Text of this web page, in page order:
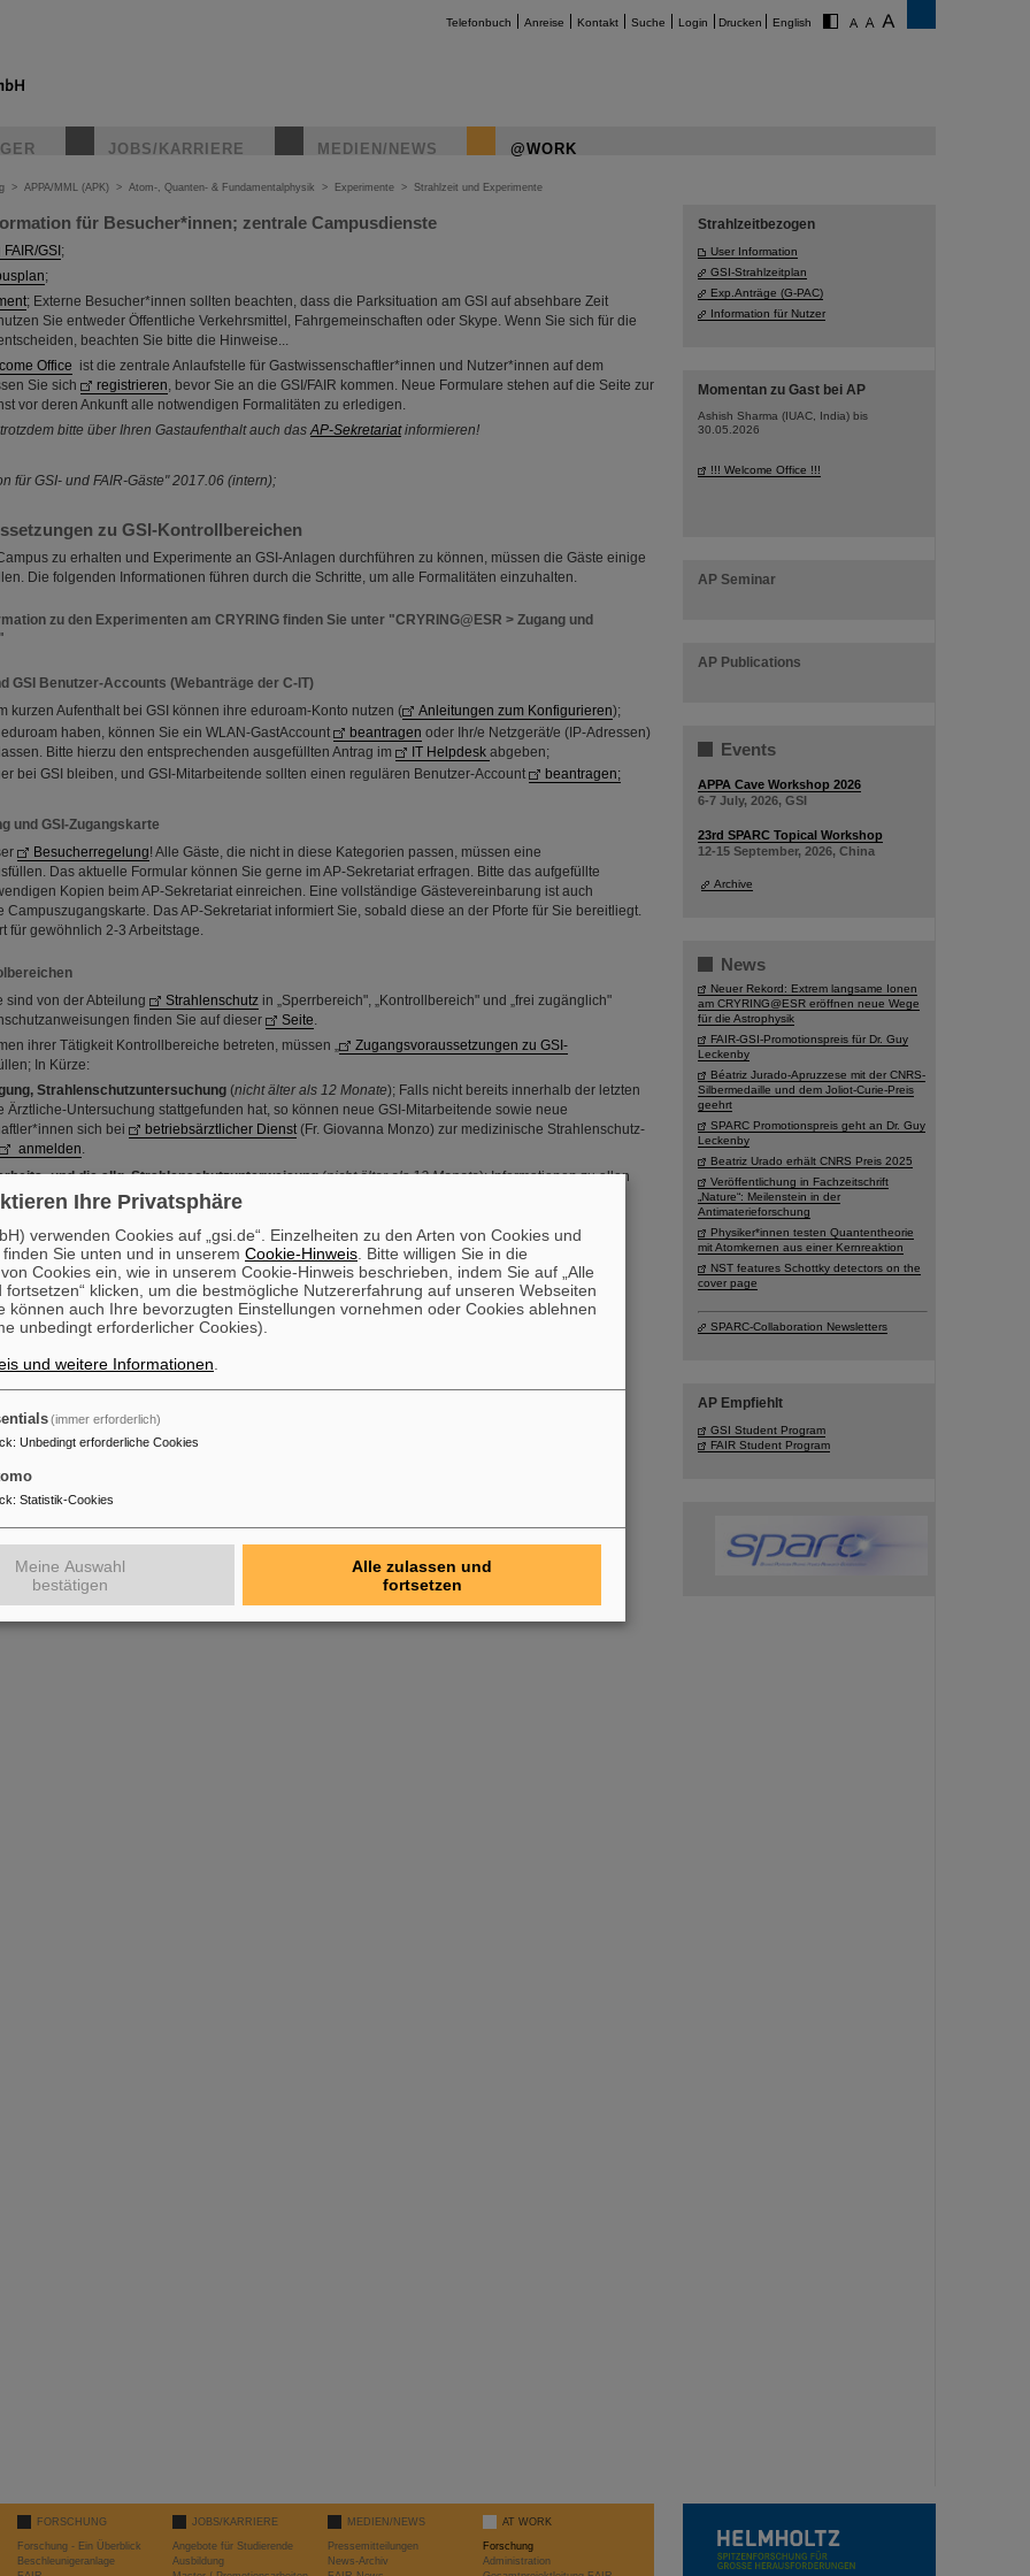
Telefonbuch Anreise Kontakt Suche Login Drucken English
JOBS/KARRIERE MEDIEN/NEWS @WORK
> APPA/MML (APK) > Atom-, Quanten- & Fundamentalphysik > Experimente > Strahlzeit und Experimente
für Besucher*innen; zentrale Campusdienste
GSI ;
;
; Externe Besucher*innen sollten beachten, dass die Parksituation am GSI auf absehbare Zeit
Sie entweder Öffentliche Verkehrsmittel, Fahrgemeinschaften oder Skype. Wenn Sie sich für die
beachten Sie bitte die Hinweise...
Office ist die zentrale Anlaufstelle für Gastwissenschaftler*innen und Nutzer*innen auf dem
Sie sich
registrieren, bevor Sie an die GSI/FAIR kommen. Neue Formulare stehen auf die Seite zur
vor deren Ankunft alle notwendigen Formalitäten zu erledigen.
bitte über Ihren Gastaufenthalt auch dasAP-Sekretariatinformieren!
für GSI- und FAIR-Gäste" 2017.06 (intern);
zu GSI-Kontrollbereichen
zu erhalten und Experimente an GSI-Anlagen durchführen zu können, müssen die Gäste einige
Die folgenden Informationen führen durch die Schritte, um alle Formalitäten einzuhalten.
zu den Experimenten am CRYRING finden Sie unter "CRYRING@ESR > Zugang und
GSI Benutzer-Accounts (Webanträge der C-IT)
kurzen Aufenthalt bei GSI können ihre eduroam-Konto nutzen (
Anleitungen zum Konfigurieren);
haben, können Sie ein WLAN-GastAccount
beantragen oder Ihr/e Netzgerät/e (IP-Adressen)
lassen. Bitte hierzu den entsprechenden ausgefüllten Antrag im IT Helpdesk abgeben;
bei GSI bleiben, und GSI-Mitarbeitende sollten einen regulären Benutzer-Account
beantragen;
und GSI-Zugangskarte
Besucherregelung! Alle Gäste, die nicht in diese Kategorien passen, müssen eine
Das aktuelle Formular können Sie gerne im AP-Sekretariat erfragen. Bitte das aufgefüllte
Kopien beim AP-Sekretariat einreichen. Eine vollständige Gästevereinbarung ist auch
Campuszugangskarte. Das AP-Sekretariat informiert Sie, sobald diese an der Pforte für Sie bereitliegt.
für gewöhnlich 2-3 Arbeitstage.
sind von der Abteilung
Strahlenschutz in „Sperrbereich", „Kontrollbereich" und „frei zugänglich"
finden Sie auf dieser
Seite.
ihrer Tätigkeit Kontrollbereiche betreten, müssen „
Zugangsvoraussetzungen zu GSI-
In Kürze:
Strahlenschutzuntersuchung (nicht älter als 12 Monate); Falls nicht bereits innerhalb der letzten
Ärztliche-Untersuchung stattgefunden hat, so können neue GSI-Mitarbeitende sowie neue
sich bei
betriebsärztlicher Dienst(Fr. Giovanna Monzo) zur medizinische Strahlenschutz-
anmelden.
und die allg. Strahlenschutzunterweisung(nicht älter als 12 Monate); Informationen zu allen
finden Sie
hier.
für Strahlenschutzüberwachung für GSI-Mitarbeitende und Externe, die in der GSI Tätigkeiten
sind aud Seite "Beschleunigerstrahlenschutz" vorhanden.
für Gäste und externes Firmenpersonal:
nach §25 StrlSchG der Fremdfirma (=Universität, Institut, etc.);
Abgrenzungsvertrag zwischen GSI und Fremdfirma;
Geräten und Komponenten
Strahlzeitbezogen
User Information
GSI-Strahlzeitplan
Exp.Anträge (G-PAC)
Information für Nutzer
Momentan zu Gast bei AP
Ashish Sharma (IUAC, India) bis
30.05.2026
!!! Welcome Office !!!
AP Seminar
AP Publications
Events
APPA Cave Workshop 2026
6-7 July, 2026, GSI
23rd SPARC Topical Workshop
12-15 September, 2026, China
Archive
News
Neuer Rekord: Extrem langsame Ionen
am CRYRING@ESR eröffnen neue Wege
für die Astrophysik
FAIR-GSI-Promotionspreis für Dr. Guy
Leckenby
Béatriz Jurado-Apruzzese mit der CNRS-
Silbermedaille und dem Joliot-Curie-Preis
geehrt
SPARC Promotionspreis geht an Dr. Guy
Leckenby
Beatriz Urado erhält CNRS Preis 2025
Veröffentlichung in Fachzeitschrift
„Nature“: Meilenstein in der
Antimaterieforschung
Physiker*innen testen Quantentheorie
mit Atomkernen aus einer Kernreaktion
NST features Schottky detectors on the
cover page
SPARC-Collaboration Newsletters
AP Empfiehlt
GSI Student Program
FAIR Student Program
FORSCHUNG
Forschung - Ein Überblick
Beschleunigeranlage
JOBS/KARRIERE
Angebote für Studierende
Ausbildung
MEDIEN/NEWS
Pressemitteilungen
News-Archiv
AT WORK
Forschung
Administration
Ihre Privatsphäre
verwenden Cookies auf „gsi.de“. Einzelheiten zu den Arten von Cookies und
Sie unten und in unserem Cookie-Hinweis . Bitte willigen Sie in die
Cookies ein, wie in unserem Cookie-Hinweis beschrieben, indem Sie auf „Alle
fortsetzen“ klicken, um die bestmögliche Nutzererfahrung auf unseren Webseiten
können auch Ihre bevorzugten Einstellungen vornehmen oder Cookies ablehnen
unbedingt erforderlicher Cookies).
und weitere Informationen
(immer erforderlich)
: Unbedingt erforderliche Cookies
: Statistik-Cookies
Meine Auswahl
bestätigen
Alle zulassen und
fortsetzen